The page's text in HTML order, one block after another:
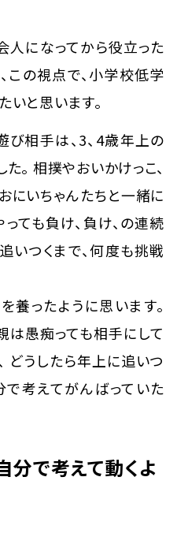
人になってから役立った
この視点で、小学校低学
いと思います。
相手は、3、4歳年上の
。 相撲やおいかけっこ、
にいちゃんたちと一緒に
ても負け、負け、の連続
いつくまで、何度も挑戦
養ったように思います。
は愚痴っても相手にして
どうしたら年上に追いつ
で考えてがんばっていた
分で考えて動くよ